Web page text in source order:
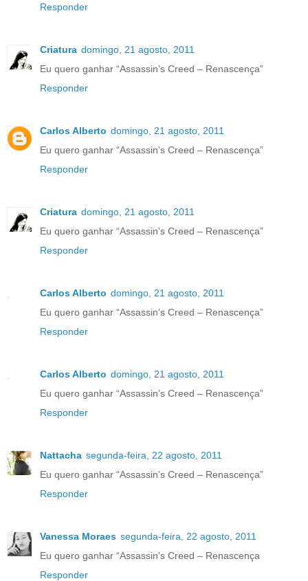
Responder
Criatura domingo, 21 agosto, 2011
Eu quero ganhar “Assassin’s Creed – Renascença”
Responder
Carlos Alberto domingo, 21 agosto, 2011
Eu quero ganhar “Assassin’s Creed – Renascença”
Responder
Criatura domingo, 21 agosto, 2011
Eu quero ganhar “Assassin’s Creed – Renascença”
Responder
Carlos Alberto domingo, 21 agosto, 2011
Eu quero ganhar “Assassin’s Creed – Renascença”
Responder
Carlos Alberto domingo, 21 agosto, 2011
Eu quero ganhar “Assassin’s Creed – Renascença”
Responder
Nattacha segunda-feira, 22 agosto, 2011
Eu quero ganhar “Assassin’s Creed – Renascença”
Responder
Vanessa Moraes segunda-feira, 22 agosto, 2011
Eu quero ganhar “Assassin’s Creed – Renascença
Responder